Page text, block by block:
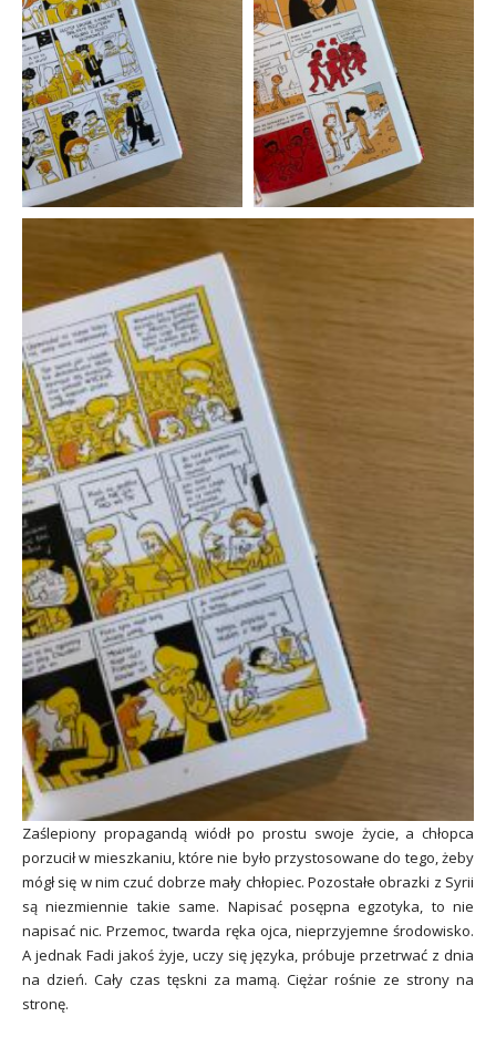
Zaślepiony propagandą wiódł po prostu swoje życie, a chłopca
porzucił w mieszkaniu, które nie było przystosowane do tego, żeby
mógł się w nim czuć dobrze mały chłopiec. Pozostałe obrazki z Syrii
są niezmiennie takie same. Napisać posępna egzotyka, to nie
napisać nic. Przemoc, twarda ręka ojca, nieprzyjemne środowisko.
A jednak Fadi jakoś żyje, uczy się języka, próbuje przetrwać z dnia
na dzień. Cały czas tęskni za mamą. Ciężar rośnie ze strony na
stronę.